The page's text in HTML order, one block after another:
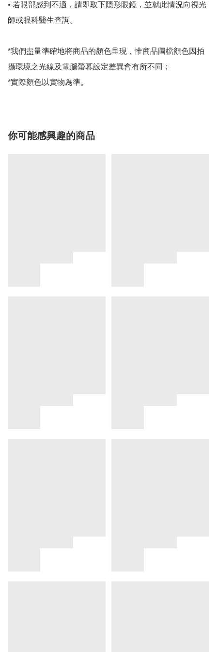
• 若眼部感到不適，請即取下隱形眼鏡，並就此情況向視光
師或眼科醫生查詢。
*我們盡量準確地將商品的顏色呈現，惟商品圖檔顏色因拍
攝環境之光線及電腦螢幕設定差異會有所不同；
*實際顏色以實物為準。
你可能感興趣的商品